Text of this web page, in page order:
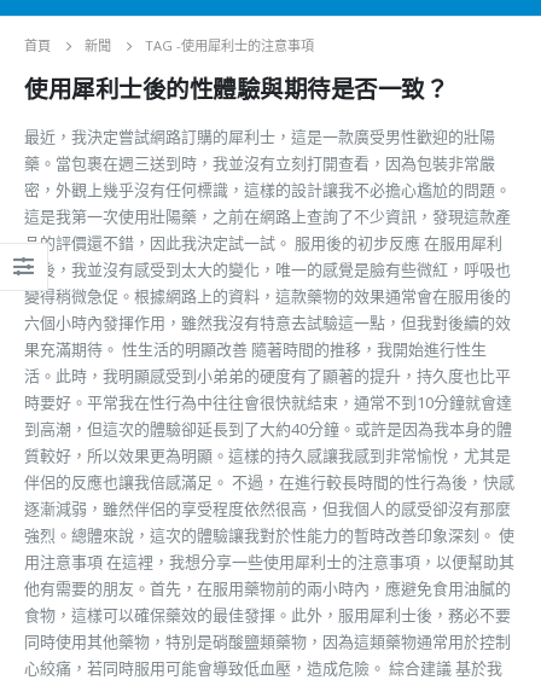
首頁 新聞 TAG -使用犀利士的注意事項
使用犀利士後的性體驗與期待是否一致？
最近，我決定嘗試網路訂購的犀利士，這是一款廣受男性歡迎的壯陽
藥。當包裹在週三送到時，我並沒有立刻打開查看，因為包裝非常嚴
密，外觀上幾乎沒有任何標識，這樣的設計讓我不必擔心尷尬的問題。
這是我第一次使用壯陽藥，之前在網路上查詢了不少資訊，發現這款產
品的評價還不錯，因此我決定試一試。 服用後的初步反應 在服用犀利
士後，我並沒有感受到太大的變化，唯一的感覺是臉有些微紅，呼吸也
變得稍微急促。根據網路上的資料，這款藥物的效果通常會在服用後的
六個小時內發揮作用，雖然我沒有特意去試驗這一點，但我對後續的效
果充滿期待。 性生活的明顯改善 隨著時間的推移，我開始進行性生
活。此時，我明顯感受到小弟弟的硬度有了顯著的提升，持久度也比平
時要好。平常我在性行為中往往會很快就結束，通常不到10分鐘就會達
到高潮，但這次的體驗卻延長到了大約40分鐘。或許是因為我本身的體
質較好，所以效果更為明顯。這樣的持久感讓我感到非常愉悅，尤其是
伴侶的反應也讓我倍感滿足。 不過，在進行較長時間的性行為後，快感
逐漸減弱，雖然伴侶的享受程度依然很高，但我個人的感受卻沒有那麼
強烈。總體來說，這次的體驗讓我對於性能力的暫時改善印象深刻。 使
用注意事項 在這裡，我想分享一些使用犀利士的注意事項，以便幫助其
他有需要的朋友。首先，在服用藥物前的兩小時內，應避免食用油膩的
食物，這樣可以確保藥效的最佳發揮。此外，服用犀利士後，務必不要
同時使用其他藥物，特別是硝酸鹽類藥物，因為這類藥物通常用於控制
心絞痛，若同時服用可能會導致低血壓，造成危險。 綜合建議 基於我